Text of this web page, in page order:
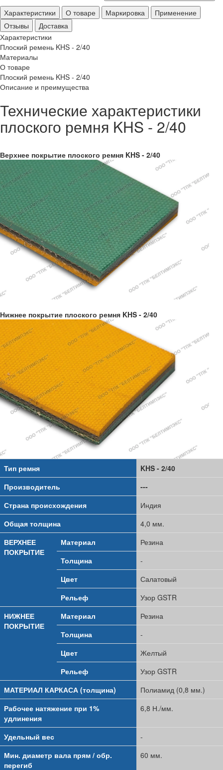
Характеристики
О товаре Маркировка
Применение
Отзывы
Доставка
Характеристики
Плоский ремень KHS - 2/40
Материалы
О товаре
Плоский ремень KHS - 2/40
Описание и преимущества
Технические характеристики
плоского ремня KHS - 2/40
Верхнее покрытие плоского ремня KHS - 2/40
Нижнее покрытие плоского ремня KHS - 2/40
Тип ремня
KHS - 2/40
Производитель
---
Страна происхождения
Индия
Общая толщина
4,0 мм.
ВЕРХНЕЕ
ПОКРЫТИЕ
Материал
Резина
Толщина
-
Цвет
Салатовый
Рельеф
Узор GSTR
НИЖНЕЕ
ПОКРЫТИЕ
Материал
Резина
Толщина
-
Цвет
Желтый
Рельеф
Узор GSTR
МАТЕРИАЛ КАРКАСА (толщина)
Полиамид (0,8 мм.)
Рабочее натяжение при 1%
удлинения
6,8 Н./мм.
Удельный вес
-
Мин. диаметр вала прям / обр.
перегиб
60 мм.